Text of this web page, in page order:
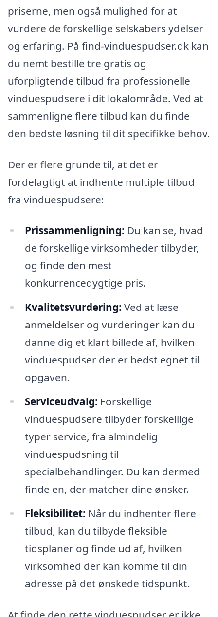
priserne, men også mulighed for at
vurdere de forskellige selskabers ydelser
og erfaring. På find-vinduespudser.dk kan
du nemt bestille tre gratis og
uforpligtende tilbud fra professionelle
vinduespudsere i dit lokalområde. Ved at
sammenligne flere tilbud kan du finde
den bedste løsning til dit specifikke behov.
Der er flere grunde til, at det er
fordelagtigt at indhente multiple tilbud
fra vinduespudsere:
Prissammenligning: Du kan se, hvad
de forskellige virksomheder tilbyder,
og finde den mest
konkurrencedygtige pris.
Kvalitetsvurdering: Ved at læse
anmeldelser og vurderinger kan du
danne dig et klart billede af, hvilken
vinduespudser der er bedst egnet til
opgaven.
Serviceudvalg: Forskellige
vinduespudsere tilbyder forskellige
typer service, fra almindelig
vinduespudsning til
specialbehandlinger. Du kan dermed
finde en, der matcher dine ønsker.
Fleksibilitet: Når du indhenter flere
tilbud, kan du tilbyde fleksible
tidsplaner og finde ud af, hvilken
virksomhed der kan komme til din
adresse på det ønskede tidspunkt.